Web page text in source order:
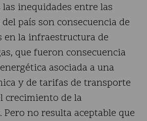
las inequidades entre las
país son consecuencia de
en la infraestructura de
que fueron consecuencia
asociada a una
y de tarifas de transporte
crecimiento de la
no resulta aceptable que